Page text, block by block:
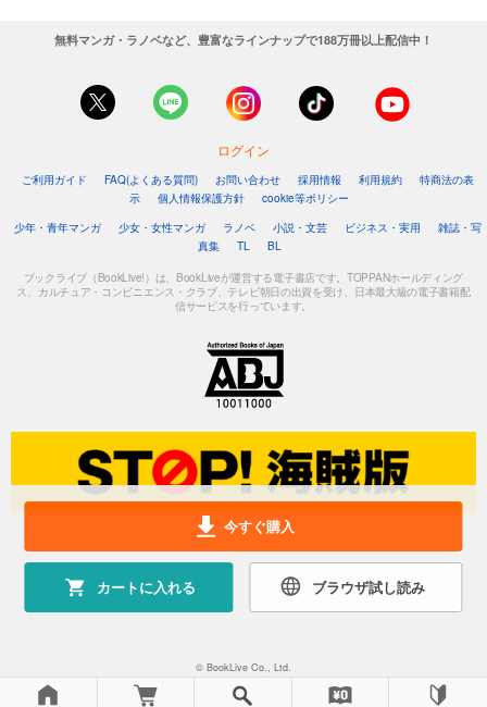
今すぐ購入
カートに入れる ブラウザ試し読み
無料マンガ・ラノベなど、豊富なラインナップで188万冊以上配信中！
ログイン
ご利用ガイド FAQ(よくある質問) お問い合わせ 採用情報 利用規約
特商法の表
示
個人情報保護方針
cookie等ポリシー
少年・青年マンガ
少女・女性マンガ ラノベ 小説・文芸 ビジネス・実用
雑誌・写
真集
TL BL
ブックライブ（BookLive!）は、BookLiveが運営する電子書店です。TOPPANホールディング
ス、カルチュア・コンビニエンス・クラブ、テレビ朝日の出資を受け、日本最大級の電子書籍配
信サービスを行っています。
© BookLive Co., Ltd.